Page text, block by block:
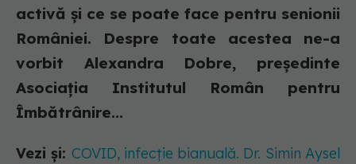
activă și ce se poate face pentru senionii
României. Despre toate acestea ne-a
vorbit Alexandra Dobre, președinte
Asociația Institutul Român pentru
Îmbătrânire...
Vezi și: COVID, infecție bianuală. Dr. Simin Aysel